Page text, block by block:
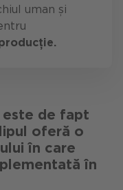
uman și
este de fapt
oferă o
în care
în